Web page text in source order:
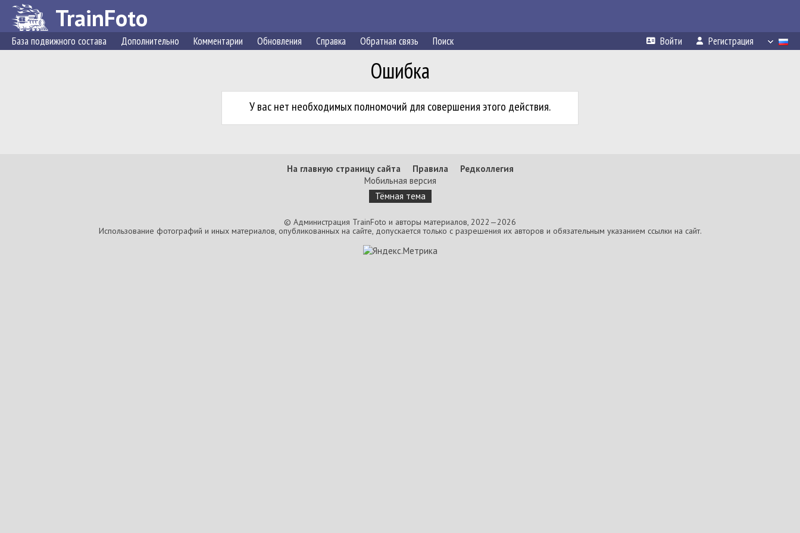
TrainFoto
База подвижного состава Дополнительно Комментарии Обновления Справка Обратная связь Поиск Войти Регистрация
Ошибка
У вас нет необходимых полномочий для совершения этого действия.
На главную страницу сайта Правила
Редколлегия
Мобильная версия
Тёмная тема
© Администрация TrainFoto и авторы материалов, 2022—2026
Использование фотографий и иных материалов, опубликованных на сайте, допускается только с разрешения их авторов и обязательным указанием ссылки на сайт.